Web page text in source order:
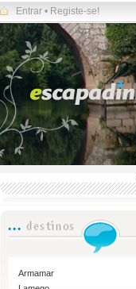
Entrar • Registe-se!
Armamar